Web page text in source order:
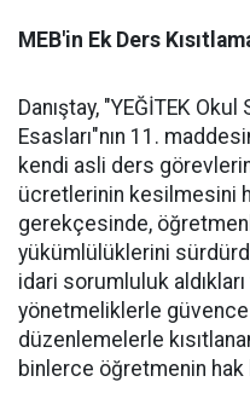
MEB'in Ek Ders
Danıştay, "YEĞİTEK
Esasları"nın 11.
kendi asli ders
ücretlerinin kesilmesini
gerekçesinde,
yükümlülüklerini
idari sorumluluk
yönetmeliklerle güvence
düzenlemelerle
binlerce öğretmenin hak